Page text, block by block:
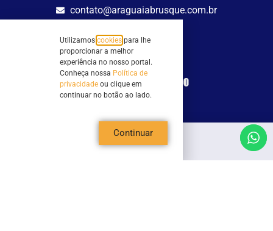
contato@araguaiabrusque.com.br
Site seguro
Todos os direitos reservados - Sociedade Rádio Araguaia de Brusque Ltda -
Utilizamos cookies para lhe
proporcionar a melhor
experiência no nosso portal.
Conheça nossa Política de
privacidade ou clique em
continuar no botão ao lado.
Continuar